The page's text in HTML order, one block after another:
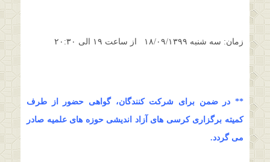
زمان: سه شنبه ۱۸/۰۹/۱۳۹۹ از ساعت ۱۹ الی ۲۰:۳۰
** در ضمن برای شرکت کنندگان، گواهی حضور از طرف
کمیته برگزاری کرسی های آزاد اندیشی حوزه های علمیه صادر
می گردد.